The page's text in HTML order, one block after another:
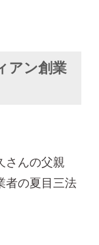
アン創業
さんの父親
者の夏目三法